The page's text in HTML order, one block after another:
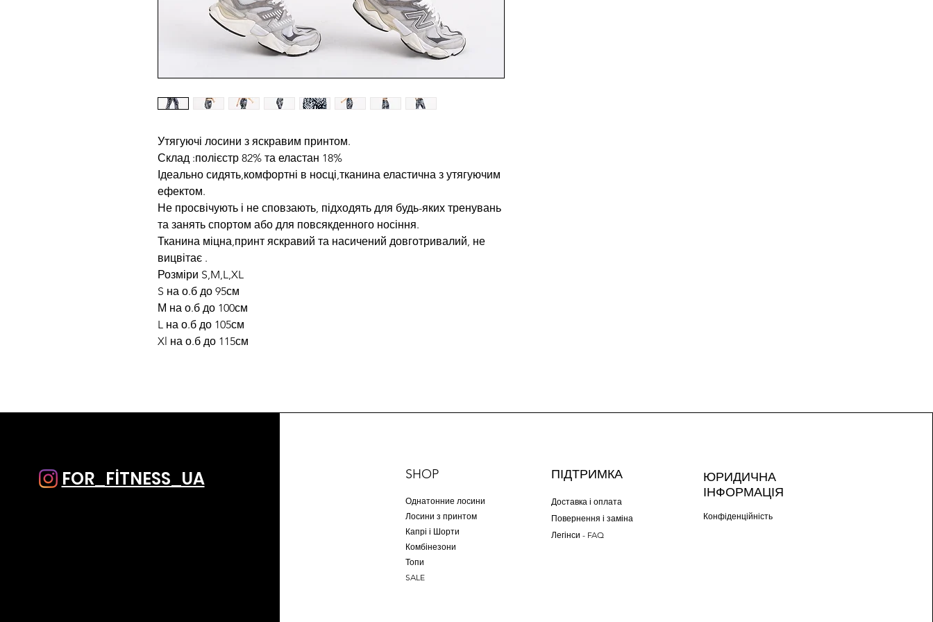
Утягуючі лосини з яскравим принтом.
Склад :полієстр 82% та еластан 18%
Ідеально сидять,комфортні в носці,тканина еластична з утягуючим
ефектом.
Не просвічують і не сповзають, підходять для будь-яких тренувань
та занять спортом або для повсякденного носіння.
Тканина міцна,принт яскравий та насичений довготривалий, не
вицвітає .
Розміри S,M,L,XL
S на о.б до 95см
М на о.б до 100см
L на о.б до 105см
Xl на о.б до 115см
FOR_FİTNESS_UA SHOP
Однатонние лосини
Лосини з принтом
Капрі і Шорти
Комбінезони
Топи
SALE
ПІДТРИМКА
Доставка і оплата
Повернення і заміна
Легінси - FAQ
ЮРИДИЧНА
ІНФОРМАЦІЯ
Конфіденційність